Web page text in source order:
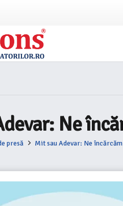
Ne
presă Mit sau Adevar: Ne